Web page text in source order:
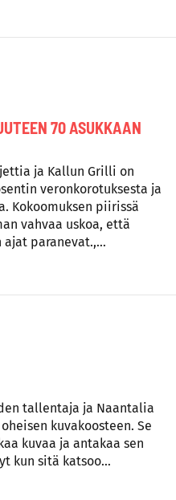
70 ASUKKAAN
ja Kallun Grilli on
veronkorotuksesta ja
Kokoomuksen piirissä
vahvaa uskoa, että
ajat paranevat.,…
tallentaja ja Naantalia
kuvakoosteen. Se
kuvaa ja antakaa sen
kun sitä katsoo…